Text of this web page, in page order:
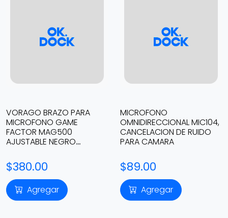
VORAGO BRAZO PARA
MICROFONO GAME
FACTOR MAG500
AJUSTABLE NEGRO
$380.00
Agregar
MICROFONO
OMNIDIRECCIONAL MIC104,
CANCELACION DE RUIDO
PARA CAMARA
$89.00
Agregar